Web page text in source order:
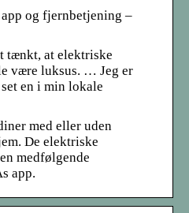
og fjernbetjening –
tænkt, at elektriske
være luksus. … Jeg er
en i min lokale
med eller uden
De elektriske
medfølgende
app.